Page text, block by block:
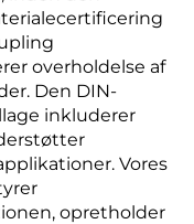
overholdelse af
Den DIN-
inkluderer
Vores
opretholder